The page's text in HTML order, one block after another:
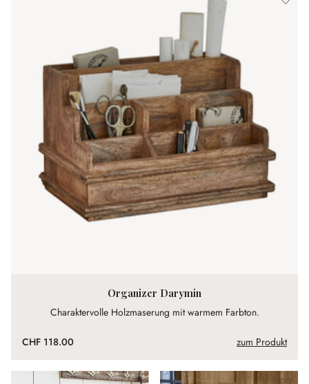
Organizer Darymin
Charaktervolle Holzmaserung mit warmem Farbton.
CHF 118.00 zum Produkt